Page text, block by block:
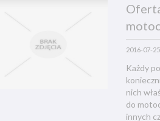
2016-07-25
Każdy
nich
do
innych